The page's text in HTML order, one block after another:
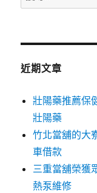
尋
鍵
近期文章
壯陽藥推薦保
壯陽藥
竹北當舖的大
車借款
三重當舖榮獲
熱泵維修